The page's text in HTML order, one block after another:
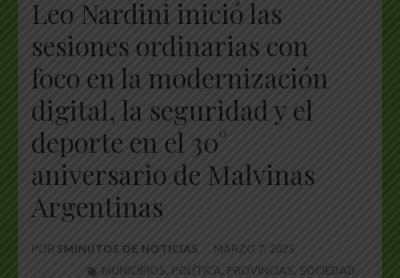
Leo Nardini inició las
sesiones ordinarias con
foco en la modernización
digital, la seguridad y el
deporte en el 30°
aniversario de Malvinas
Argentinas
POR 5MINUTOS DE NOTICIAS
MARZO 7, 2025
MUNICIPIOS, POLÍTICA , PROVINCIAS , SOCIEDAD